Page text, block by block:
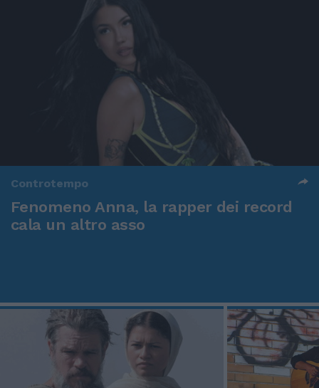
Controtempo
Fenomeno Anna, la rapper dei record
cala un altro asso